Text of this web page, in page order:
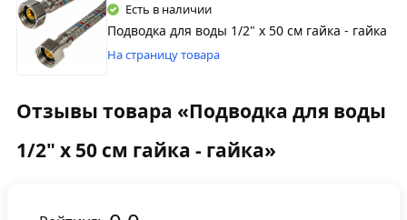
Есть в наличии
Подводка для воды 1/2" х 50 см гайка - гайка
На страницу товара
Отзывы товара «Подводка для воды
1/2" х 50 см гайка - гайка»